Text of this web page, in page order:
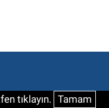
tıklayın. Tamam